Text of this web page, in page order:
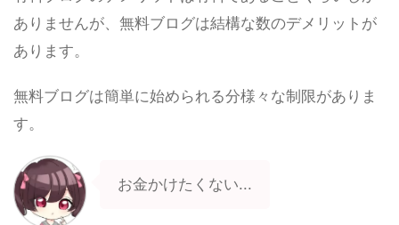
ありませんが、無料ブログは結構な数のデメリットが
あります。
無料ブログは簡単に始められる分様々な制限がありま
す。
お金かけたくない...